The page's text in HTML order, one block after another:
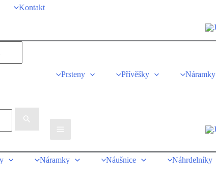
Kontakt
Prsteny Přívěšky Náramky
Náramky Náušnice Náhrdelníky